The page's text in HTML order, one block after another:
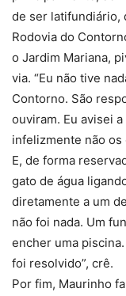
de ser latifundiário,
Rodovia do
o Jardim Mariana,
via. “Eu não tive
Contorno. São
ouviram. Eu avisei
infelizmente não os
E, de forma
gato de água
diretamente a um
não foi nada. Um
encher uma
foi resolvido”, crê.
Por fim, Maurinho